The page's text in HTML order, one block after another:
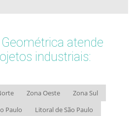
atende
industriais:
Zona Oeste
Zona Sul
Paulo Litoral de São Paulo